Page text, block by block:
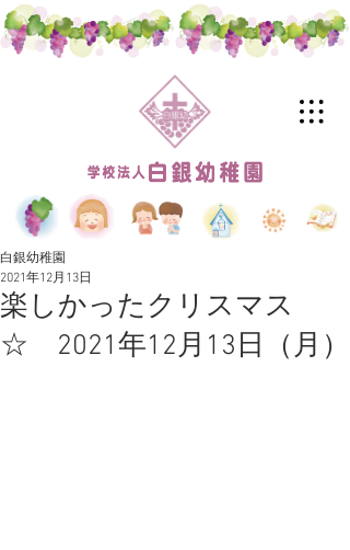
楽しかったクリスマス
☆ 2021年12月13日（月）
白銀幼稚園
2021年12月13日